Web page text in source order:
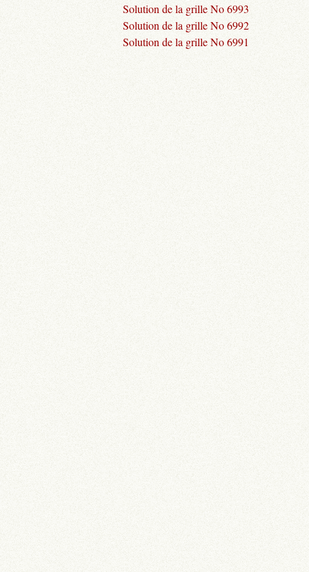
Solution de la grille No 6993
Solution de la grille No 6992
Solution de la grille No 6991